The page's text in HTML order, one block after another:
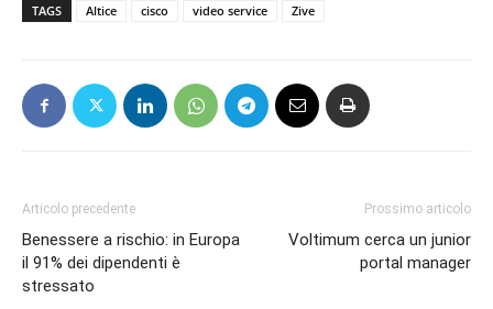
TAGS Altice cisco video service Zive
Articolo precedente
Benessere a rischio: in Europa
il 91% dei dipendenti è
stressato
Prossimo articolo
Voltimum cerca un junior
portal manager